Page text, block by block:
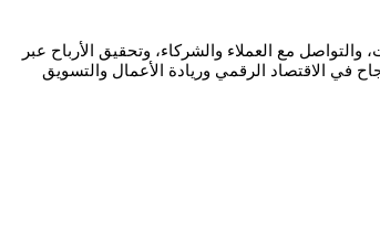
مع العملاء والشركاء، وتحقيق الأرباح عبر
في الاقتصاد الرقمي وريادة الأعمال والتسويق